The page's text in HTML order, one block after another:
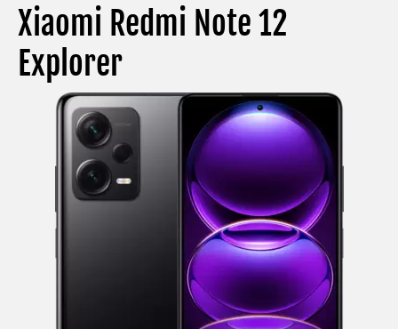
Xiaomi Redmi Note 12
Explorer